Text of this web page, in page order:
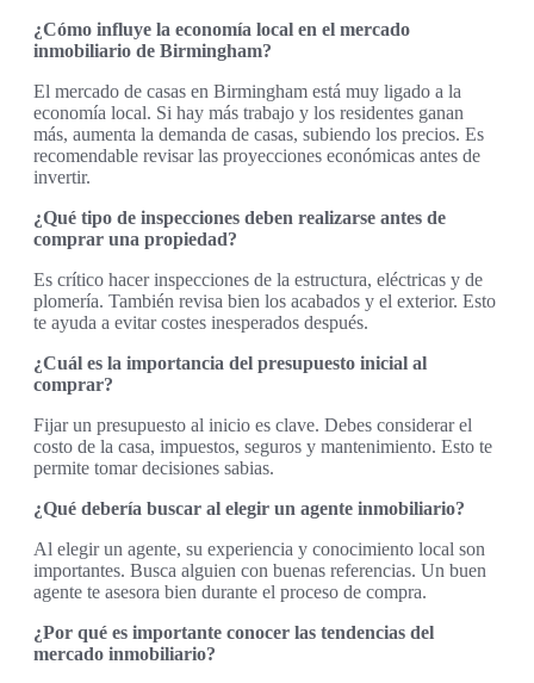
¿Cómo influye la economía local en el mercado
inmobiliario de Birmingham?
El mercado de casas en Birmingham está muy ligado a la
economía local. Si hay más trabajo y los residentes ganan
más, aumenta la demanda de casas, subiendo los precios. Es
recomendable revisar las proyecciones económicas antes de
invertir.
¿Qué tipo de inspecciones deben realizarse antes de
comprar una propiedad?
Es crítico hacer inspecciones de la estructura, eléctricas y de
plomería. También revisa bien los acabados y el exterior. Esto
te ayuda a evitar costes inesperados después.
¿Cuál es la importancia del presupuesto inicial al
comprar?
Fijar un presupuesto al inicio es clave. Debes considerar el
costo de la casa, impuestos, seguros y mantenimiento. Esto te
permite tomar decisiones sabias.
¿Qué debería buscar al elegir un agente inmobiliario?
Al elegir un agente, su experiencia y conocimiento local son
importantes. Busca alguien con buenas referencias. Un buen
agente te asesora bien durante el proceso de compra.
¿Por qué es importante conocer las tendencias del
mercado inmobiliario?